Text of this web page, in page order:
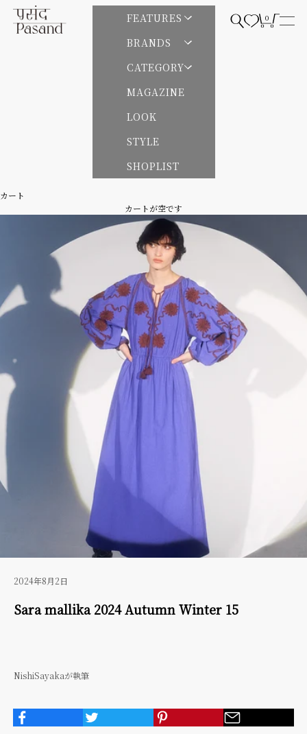
コンテンツへスキップ
Pasand by ne Quittez pas | パサンドバイヌキテパ
検索を開くカートを開く
0 メニ
FEATURES
BRANDS
CATEGORY
MAGAZINE
LOOK
STYLE
SHOPLIST
カート
カートが空です
2024年8月2日
Sara mallika 2024 Autumn Winter 15
NishiSayakaが執筆